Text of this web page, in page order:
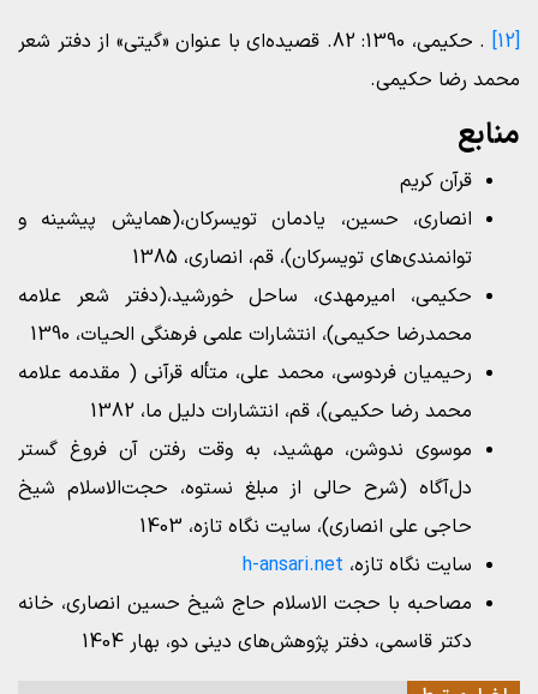
[12]
. حکیمی، 1390: 82. قصیده‌ای با عنوان «گیتی» از دفتر شعر
محمد رضا حکیمی.
منابع
قرآن کریم
انصاری، حسین، یادمان تویسرکان،(همایش پیشینه و
توانمندی‌های تویسرکان)، قم، انصاری، 1385
حکیمی، امیرمهدی، ساحل خورشید،(دفتر شعر علامه
محمد‌رضا حکیمی)، انتشارات علمی فرهنگی الحیات، 1390
رحیمیان فردوسی، محمد علی، متأله قرآنی ( مقدمه علامه
محمد رضا حکیمی)، قم، انتشارات دلیل ما، 1382
موسوی ندوشن، مهشید، به وقت رفتن آن فروغ گستر
دل‌آگاه (شرح حالی از مبلغ نستوه، حجت‌الاسلام شیخ
حاجی علی انصاری)، سایت نگاه تازه، 1403
سایت نگاه تازه، h-ansari.net
مصاحبه با حجت الاسلام حاج شیخ حسین انصاری، خانه
دکتر قاسمی، دفتر پژوهش‌های دینی دو، بهار 1404